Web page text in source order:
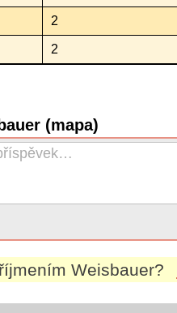
2
2
(mapa)
Weisbauer?